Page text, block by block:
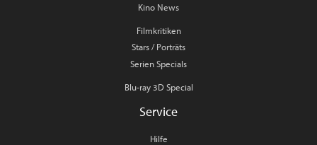
Kino News
Filmkritiken
Stars / Porträts
Serien Specials
Blu-ray 3D Special
Service
Hilfe